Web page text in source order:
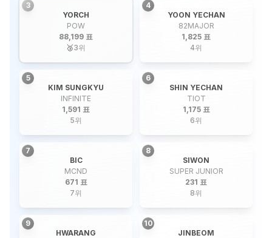
3
YORCH
POW
88,199 표
🥉3위
4
YOON YECHAN
82MAJOR
1,825 표
4위
5
KIM SUNGKYU
INFINITE
1,591 표
5위
6
SHIN YECHAN
TIOT
1,175 표
6위
7
BIC
MCND
671 표
7위
8
SIWON
SUPER JUNIOR
231 표
8위
9
HWARANG
10
JINBEOM